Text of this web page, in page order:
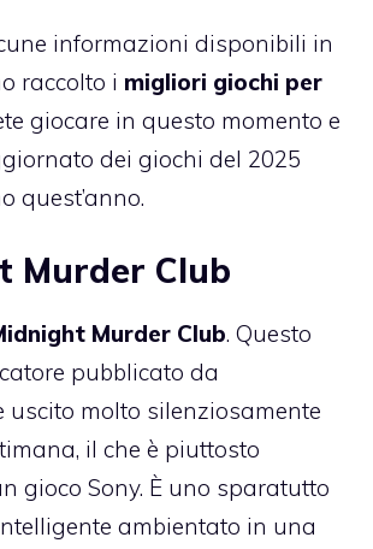
informazioni disponibili in
raccolto i migliori giochi per
giocare in questo momento e
dei giochi del 2025
quest’anno.
Murder Club
Murder Club. Questo
pubblicato da
uscito molto silenziosamente
il che è piuttosto
gioco Sony. È uno sparatutto
ambientato in una